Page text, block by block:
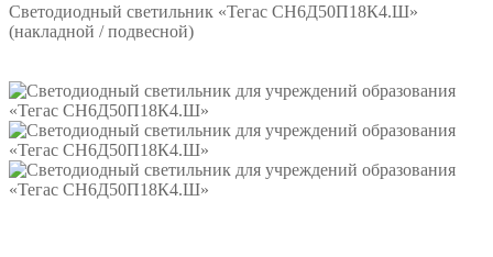
Светодиодный светильник «Тегас СН6Д50П18К4.Ш»
(накладной / подвесной)